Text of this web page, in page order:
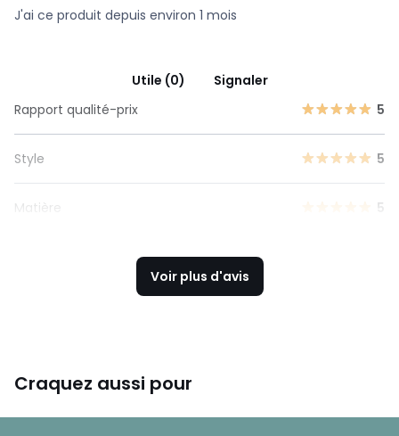
J'ai ce produit depuis environ 1 mois
Utile (0)
Signaler
Rapport qualité-prix
5
Style 5
Matière 5
Voir plus d'avis
Craquez aussi pour